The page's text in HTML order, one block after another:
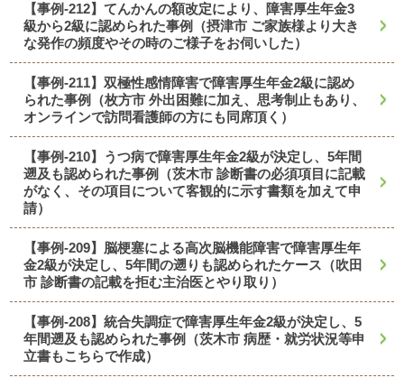
【事例-212】てんかんの額改定により、障害厚生年金3
級から2級に認められた事例（摂津市 ご家族様より大き
な発作の頻度やその時のご様子をお伺いした）
【事例-211】双極性感情障害で障害厚生年金2級に認め
られた事例（枚方市 外出困難に加え、思考制止もあり、
オンラインで訪問看護師の方にも同席頂く）
【事例-210】うつ病で障害厚生年金2級が決定し、5年間
遡及も認められた事例（茨木市 診断書の必須項目に記載
がなく、その項目について客観的に示す書類を加えて申
請）
【事例-209】脳梗塞による高次脳機能障害で障害厚生年
金2級が決定し、5年間の遡りも認められたケース（吹田
市 診断書の記載を拒む主治医とやり取り）
【事例-208】統合失調症で障害厚生年金2級が決定し、5
年間遡及も認められた事例（茨木市 病歴・就労状況等申
立書もこちらで作成）